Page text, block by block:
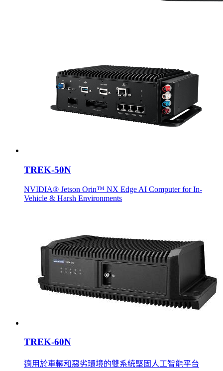
TREK-50N
NVIDIA® Jetson Orin™ NX Edge AI Computer for In-
Vehicle & Harsh Environments
TREK-60N
適用於車輛和惡劣環境的雙系統堅固人工智能平台